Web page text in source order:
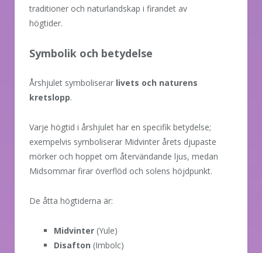
traditioner och naturlandskap i firandet av
högtider.
Symbolik och betydelse
Årshjulet symboliserar livets och naturens
kretslopp.
Varje högtid i årshjulet har en specifik betydelse;
exempelvis symboliserar Midvinter årets djupaste
mörker och hoppet om återvändande ljus, medan
Midsommar firar överflöd och solens höjdpunkt.
De åtta högtiderna är:
Midvinter (Yule)
Disafton (Imbolc)